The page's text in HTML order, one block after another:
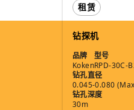
租赁
钻探机
品牌
Koken
型号
RPD-30C-
钻孔直径
0.045-0.080
钻孔深度
30m